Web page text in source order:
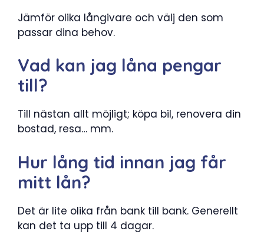
Jämför olika långivare och välj den som
passar dina behov.
Vad kan jag låna pengar
till?
Till nästan allt möjligt; köpa bil, renovera din
bostad, resa… mm.
Hur lång tid innan jag får
mitt lån?
Det är lite olika från bank till bank. Generellt
kan det ta upp till 4 dagar.